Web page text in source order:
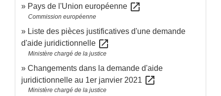
Pays de l'Union européenne open_in_new
Commission européenne
Liste des pièces justificatives d'une demande
d'aide juridictionnelle open_in_new
Ministère chargé de la justice
Changements dans la demande d'aide
juridictionnelle au 1er janvier 2021 open_in_new
Ministère chargé de la justice